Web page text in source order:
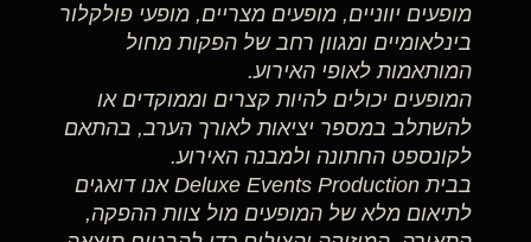
מופעים יווניים, מופעים מצריים, מופעי פולקלור
בינלאומיים ומגוון רחב של הפקות מחול
המותאמות לאופי האירוע.
המופעים יכולים להיות קצרים וממוקדים או
להשתלב במספר יציאות לאורך הערב, בהתאם
לקונספט החתונה ולמבנה האירוע.
בבית Deluxe Events Production אנו דואגים
לתיאום מלא של המופעים מול צוות ההפקה,